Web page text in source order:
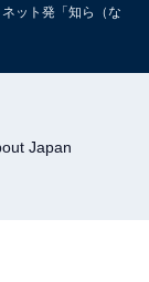
ット発「知ら（な
Japan